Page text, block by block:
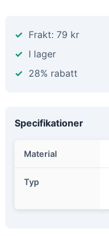
Frakt: 79 kr
I lager
28% rabatt
Specifikationer
Material
Typ